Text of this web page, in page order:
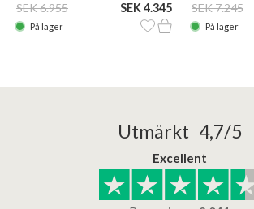
SEK 6.955 SEK 4.345
På lager
SEK 7.245
På lager
Utmärkt 4,7/5
Excellent